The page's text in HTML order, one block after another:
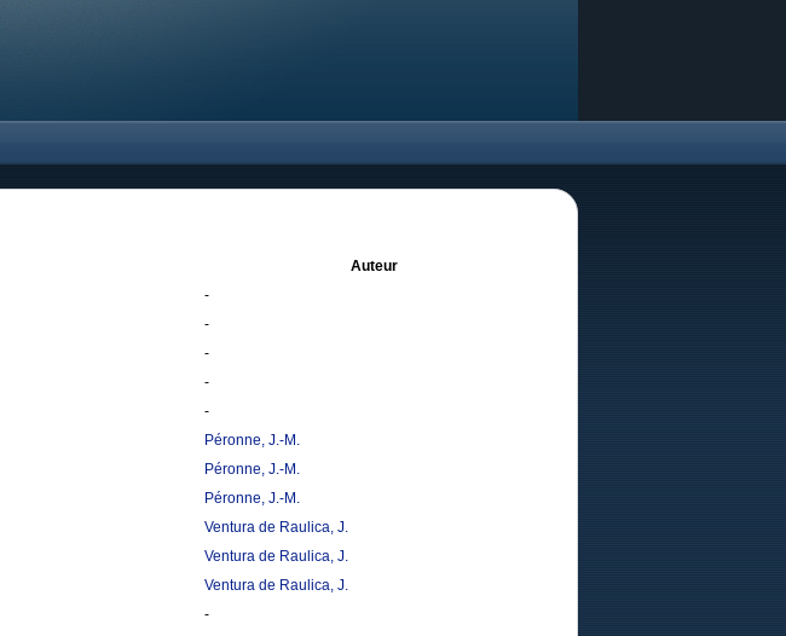
Auteur
-
-
-
-
-
Péronne, J.-M.
Péronne, J.-M.
Péronne, J.-M.
Ventura de Raulica, J.
Ventura de Raulica, J.
Ventura de Raulica, J.
-